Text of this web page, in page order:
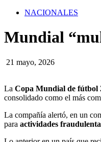
NACIONALES
Mundial
21 mayo, 2026
La Copa Mundial de fútbol
consolidado como el más
La compañía alertó, en un
para actividades